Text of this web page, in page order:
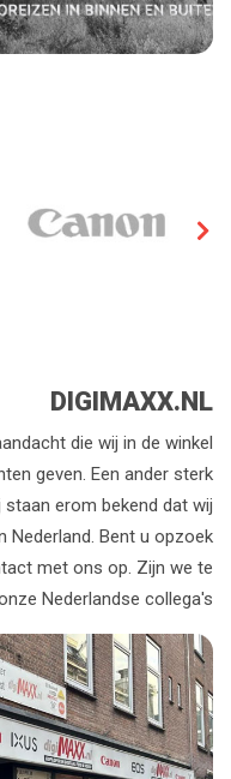
DIGIMAXX.NL
die wij in de winkel
geven. Een ander sterk
erom bekend dat wij
Nederland. Bent u opzoek
met ons op. Zijn we te
Nederlandse collega's